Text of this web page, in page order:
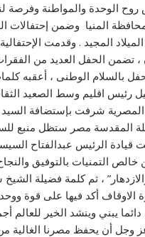
روح الوحدة والمواطنة وفرصة
المنيا وضمن إحتفالات
المجيد . وقدمت الإحتفالية
تضمن الحفل العديد من
بالسلام الوطنى ، أعقبه
رئيس اقليم وسط الصعيد
المصرية شرفت بإستضافة
المقدسة مصر ستظل منبع
قيادة الرئيس عبدالفتاح
التمنيات بالتوفيق
، ثم كلمة فضيلة
الاوقاف أكد فيها على قوة
يبني وينشد الخير للعالم
وجل أن يحفظ مصرنا الغالية